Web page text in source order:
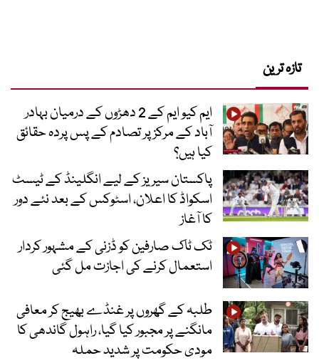
تازہ ترین
ایم کیو ایم کے 2 دھڑوں کے درمیان بہادر
آباد کے مرکز پر تصادم کے پس پردہ حقائق
کیا ہیں؟
پاکستان سیریز کے لیے انگلینڈ کے ٹیسٹ
اسکواڈ کا اعلان، اسٹوکس کے بعد نئے دور
کا آغاز
ٹک ٹاک صارفین کو ڈزنی کے مشہور کردار
استعمال کرنے کی اجازت مل گئی
طلبہ کے گھروں پر غنڈے بھیج کر معافی
مانگنے پر مجبور کیا گیا، راہول گاندھی کا
مودی حکومت پر شدید حملہ